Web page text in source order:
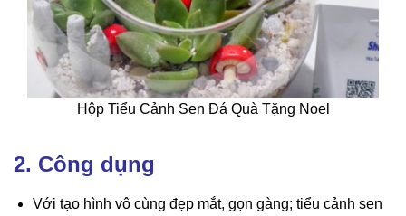
Hộp Tiểu Cảnh Sen Đá Quà Tặng Noel
2. Công dụng
Với tạo hình vô cùng đẹp mắt, gọn gàng; tiểu cảnh sen